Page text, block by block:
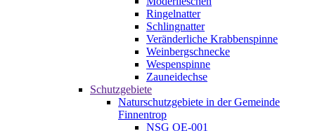
Ringelnatter
Schlingnatter
Veränderliche Krabbenspinne
Weinbergschnecke
Wespenspinne
Zauneidechse
Schutzgebiete
Naturschutzgebiete in der Gemeinde
Finnentrop
NSG OE-001